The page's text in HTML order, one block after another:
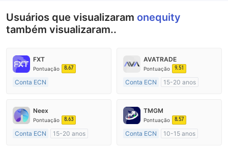
Usuários que visualizaram onequity
também visualizaram..
FXT
Pontuação 8.67
Conta ECN
Austrália Regulamento
Market Marketing (MM)
AVATRADE
Pontuação 9.51
Conta ECN
15-20 anos
Market Marketing (MM)
Etiqueta principal MT4
Neex
Pontuação 8.63
Conta ECN
15-20 anos
TMGM
Pontuação 8.57
Conta ECN
10-15 anos